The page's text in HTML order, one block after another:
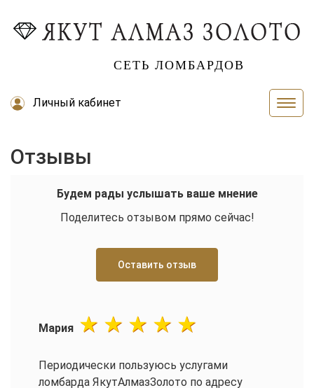
СЕТЬ ЛОМБАРДОВ
Личный кабинет
Отзывы
Будем рады услышать ваше мнение
Поделитесь отзывом прямо сейчас!
Оставить отзыв
Мария
Периодически пользуюсь услугами
ломбарда ЯкутАлмазЗолото по адресу